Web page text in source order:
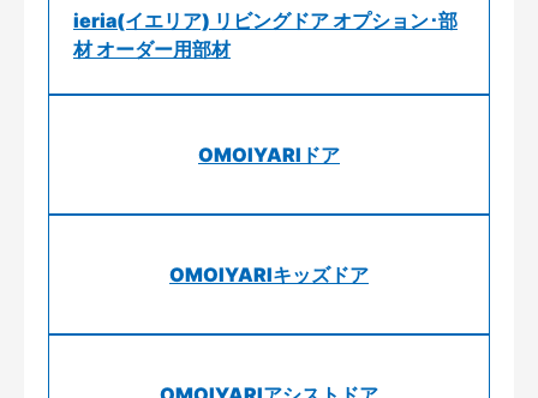
ieria(イエリア) リビングドア オプション･部
材 オーダー用部材
OMOIYARIドア
OMOIYARIキッズドア